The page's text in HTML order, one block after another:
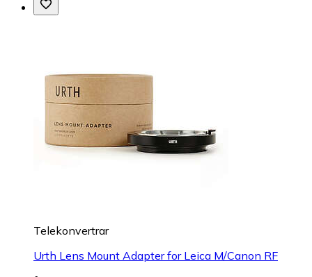
Telekonvertrar
Urth Lens Mount Adapter for Leica M/Canon RF